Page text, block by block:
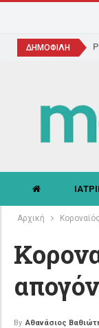
ΔΗΜΟΦΙΛΗ
Αρχική Koροναϊός
By Αθανάσιος